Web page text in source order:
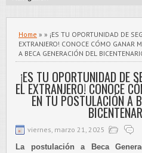
Home » » ¡ES TU OPORTUNIDAD DE
EXTRANJERO! CONOCE CÓMO GANAR
A BECA GENERACIÓN DEL
¡ES TU OPORTUNIDAD DE
EL EXTRANJERO! CONOCE
EN TU POSTULACIÓN A
viernes, marzo 21, 2025
La postulación a Beca